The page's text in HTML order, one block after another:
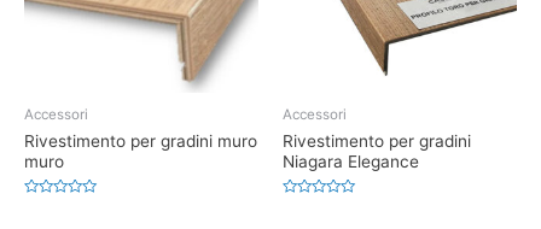
Accessori
Rivestimento per gradini muro
muro
Accessori
Rivestimento per gradini
Niagara Elegance